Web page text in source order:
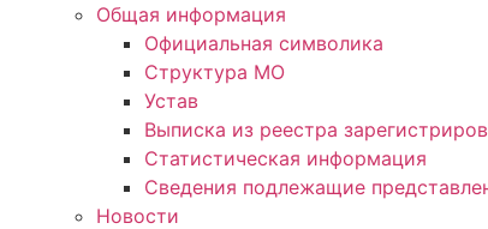
Общая информация
Официальная символика
Структура МО
Устав
Выписка из реестра
Статистическая информация
Сведения подлежащие
Новости